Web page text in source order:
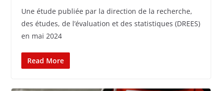
Une étude publiée par la direction de la recherche,
des études, de l’évaluation et des statistiques (DREES)
en mai 2024
Read More